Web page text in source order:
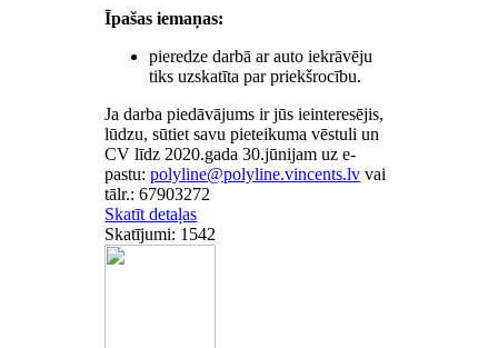
Īpašas iemaņas:
pieredze darbā ar auto iekrāvēju
tiks uzskatīta par priekšrocību.
Ja darba piedāvājums ir jūs ieinteresējis,
lūdzu, sūtiet savu pieteikuma vēstuli un
CV līdz 2020.gada 30.jūnijam uz e-
pastu:
vai
tālr.: 67903272
Skatīt detaļas
Skatījumi: 1542